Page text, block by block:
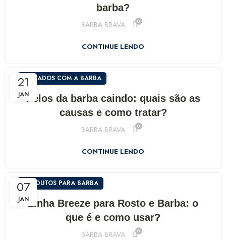
barba?
BARBA BRAVA 0
CONTINUE LENDO
21
JAN
CUIDADOS COM A BARBA
Pelos da barba caindo: quais são as
causas e como tratar?
BARBA BRAVA 0
CONTINUE LENDO
07
JAN
PRODUTOS PARA BARBA
Linha Breeze para Rosto e Barba: o
que é e como usar?
BARBA BRAVA 0
314,60R$267,41
R$144,80R$130,32
R$